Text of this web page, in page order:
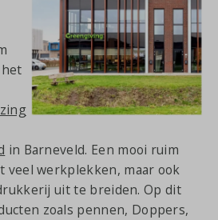
in Barneveld. Een mooi ruim
veel werkplekken, maar ook
uit te breiden. Op dit
zoals pennen, Doppers,